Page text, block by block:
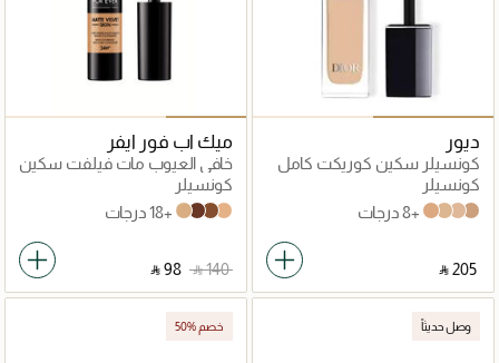
ديور
كونسيلر سكين كوريكت كامل
التغطية
كونسيلر
2,5 N Neutral
1,5 N Neutral
2 N Neutral
4 N Neutral +8 درجات
‎ ⃁ ⁦205⁩ ‎
ميك اب فور ايفر
خافي العيوب مات فيلفت سكين
كونسيلر
2.5-Pink Beige
5.4-Chestnut
5.5-Mocha
2.1-Alabaster +18 درجات
‎ ⃁ ⁦140⁩ ‎
‎ ⃁ ⁦98⁩ ‎
وصل حديثاً 50% خصم